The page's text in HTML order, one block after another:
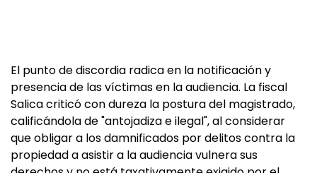
El punto de discordia radica en la notificación y
presencia de las víctimas en la audiencia. La fiscal
Salica criticó con dureza la postura del magistrado,
calificándola de "antojadiza e ilegal", al considerar
que obligar a los damnificados por delitos contra la
propiedad a asistir a la audiencia vulnera sus